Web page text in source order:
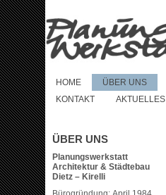
HOME ÜBER UNS
KONTAKT
AKTUELLES
ÜBER UNS
Planungswerkstatt
Architektur & Städtebau
Dietz – Kirelli